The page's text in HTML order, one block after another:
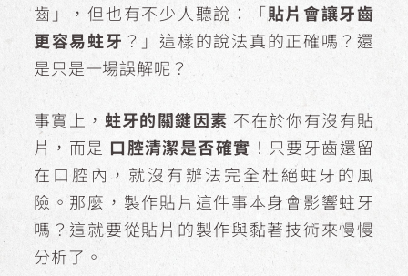
齒」，但也有不少人聽說：「貼片會讓牙齒
更容易蛀牙 ？」這樣的說法真的正確嗎？還
是只是一場誤解呢？
事實上， 蛀牙的關鍵因素 不在於你有沒有貼
片，而是 口腔清潔是否確實 ！只要牙齒還留
在口腔內，就沒有辦法完全杜絕蛀牙的風
險。那麼，製作貼片這件事本身會影響蛀牙
嗎？這就要從貼片的製作與黏著技術來慢慢
分析了。